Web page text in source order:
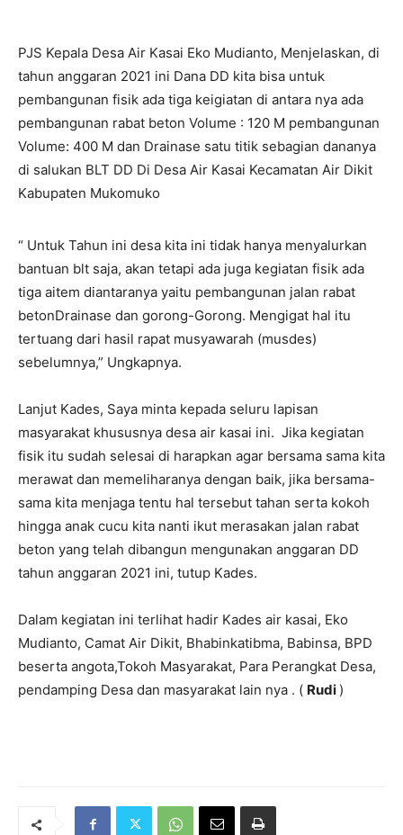
PJS Kepala Desa Air Kasai Eko Mudianto, Menjelaskan, di
tahun anggaran 2021 ini Dana DD kita bisa untuk
pembangunan fisik ada tiga keigiatan di antara nya ada
pembangunan rabat beton Volume : 120 M pembangunan
Volume: 400 M dan Drainase satu titik sebagian dananya
di salukan BLT DD Di Desa Air Kasai Kecamatan Air Dikit
Kabupaten Mukomuko
“ Untuk Tahun ini desa kita ini tidak hanya menyalurkan
bantuan blt saja, akan tetapi ada juga kegiatan fisik ada
tiga aitem diantaranya yaitu pembangunan jalan rabat
betonDrainase dan gorong-Gorong. Mengigat hal itu
tertuang dari hasil rapat musyawarah (musdes)
sebelumnya,” Ungkapnya.
Lanjut Kades, Saya minta kepada seluru lapisan
masyarakat khususnya desa air kasai ini. Jika kegiatan
fisik itu sudah selesai di harapkan agar bersama sama kita
merawat dan memeliharanya dengan baik, jika bersama-
sama kita menjaga tentu hal tersebut tahan serta kokoh
hingga anak cucu kita nanti ikut merasakan jalan rabat
beton yang telah dibangun mengunakan anggaran DD
tahun anggaran 2021 ini, tutup Kades.
Dalam kegiatan ini terlihat hadir Kades air kasai, Eko
Mudianto, Camat Air Dikit, Bhabinkatibma, Babinsa, BPD
beserta angota,Tokoh Masyarakat, Para Perangkat Desa,
pendamping Desa dan masyarakat lain nya . ( Rudi )